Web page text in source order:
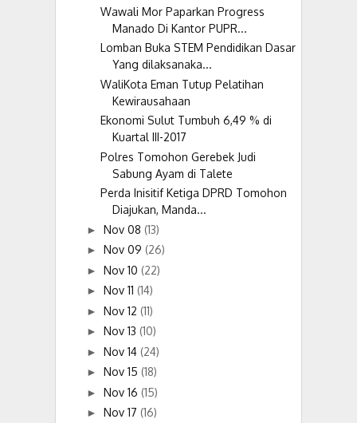
Wawali Mor Paparkan Progress
Manado Di Kantor PUPR...
Lomban Buka STEM Pendidikan Dasar
Yang dilaksanaka...
WaliKota Eman Tutup Pelatihan
Kewirausahaan
Ekonomi Sulut Tumbuh 6,49 % di
Kuartal III-2017
Polres Tomohon Gerebek Judi
Sabung Ayam di Talete
Perda Inisitif Ketiga DPRD Tomohon
Diajukan, Manda...
► Nov 08 (13)
► Nov 09 (26)
► Nov 10 (22)
► Nov 11 (14)
► Nov 12 (11)
► Nov 13 (10)
► Nov 14 (24)
► Nov 15 (18)
► Nov 16 (15)
► Nov 17 (16)